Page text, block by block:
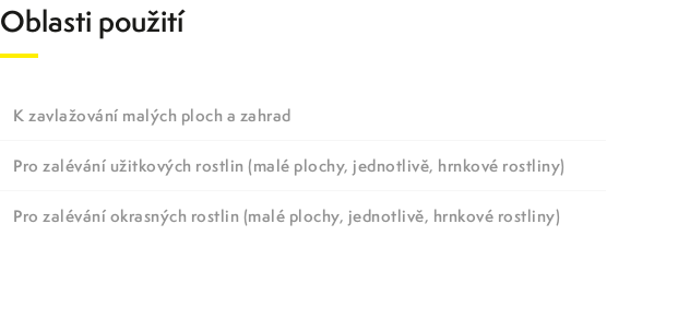
Oblasti použití
K zavlažování malých ploch a zahrad
Pro zalévání užitkových rostlin (malé plochy, jednotlivě, hrnkové rostliny)
Pro zalévání okrasných rostlin (malé plochy, jednotlivě, hrnkové rostliny)